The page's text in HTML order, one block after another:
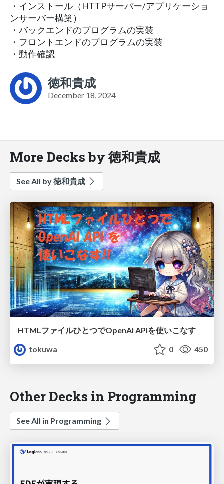
・インストール（HTTPサーバー/アプリケーショ
ンサーバー構築）
・バックエンドのプログラムの実装
・フロントエンドのプログラムの実装
・動作確認
徳和貴成
December 18, 2024
More Decks by 徳和貴成
See All by 徳和貴成
HTMLファイルひとつでOpenAI APIを使いこなす
tokuwa
0 450
Other Decks in Programming
See All in Programming